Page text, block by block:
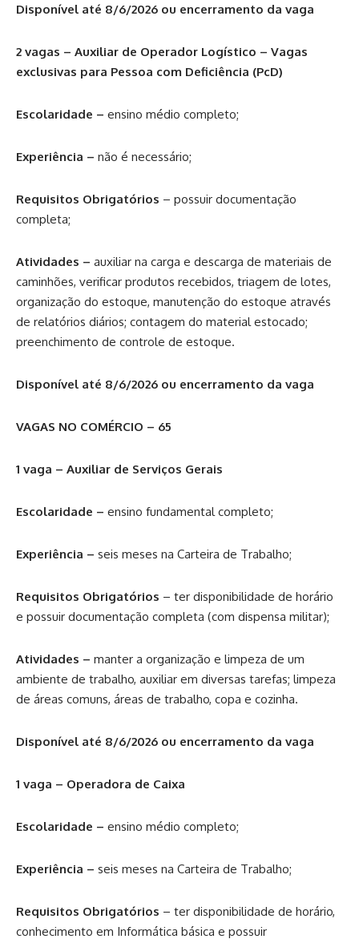
Disponível até 8/6/2026 ou encerramento da vaga
2 vagas – Auxiliar de Operador Logístico – Vagas
exclusivas para Pessoa com Deficiência (PcD)
Escolaridade – ensino médio completo;
Experiência – não é necessário;
Requisitos Obrigatórios – possuir documentação
completa;
Atividades – auxiliar na carga e descarga de materiais de
caminhões, verificar produtos recebidos, triagem de lotes,
organização do estoque, manutenção do estoque através
de relatórios diários; contagem do material estocado;
preenchimento de controle de estoque.
Disponível até 8/6/2026 ou encerramento da vaga
VAGAS NO COMÉRCIO – 65
1 vaga – Auxiliar de Serviços Gerais
Escolaridade – ensino fundamental completo;
Experiência – seis meses na Carteira de Trabalho;
Requisitos Obrigatórios – ter disponibilidade de horário
e possuir documentação completa (com dispensa militar);
Atividades – manter a organização e limpeza de um
ambiente de trabalho, auxiliar em diversas tarefas; limpeza
de áreas comuns, áreas de trabalho, copa e cozinha.
Disponível até 8/6/2026 ou encerramento da vaga
1 vaga – Operadora de Caixa
Escolaridade – ensino médio completo;
Experiência – seis meses na Carteira de Trabalho;
Requisitos Obrigatórios – ter disponibilidade de horário,
conhecimento em Informática básica e possuir